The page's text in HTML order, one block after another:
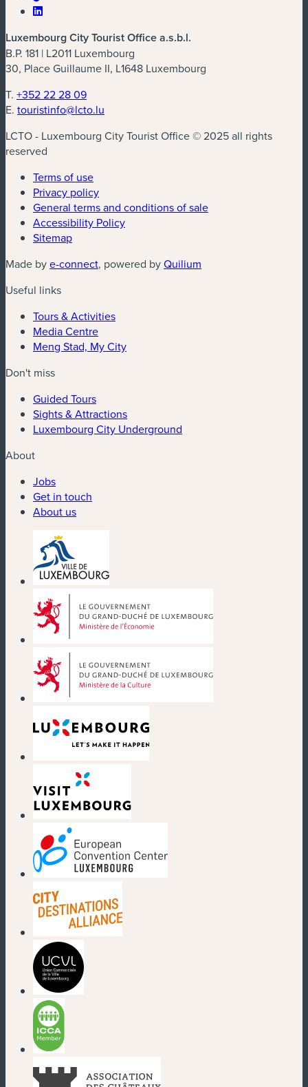
Luxembourg City Tourist Office a.s.b.l.
B.P. 181 | L2011 Luxembourg
30, Place Guillaume II, L1648 Luxembourg
T. +352 22 28 09
E. touristinfo@lcto.lu
LCTO - Luxembourg City Tourist Office © 2025 all rights
reserved
Terms of use
Privacy policy
General terms and conditions of sale
Accessibility Policy
Sitemap
Made bye-connect(new window)
, powered byQuilium
Useful links
Tours & Activities
Media Centre
Meng Stad, My City
Don't miss
Guided Tours
Sights & Attractions
Luxembourg City Underground
About
Jobs
Get in touch
About us